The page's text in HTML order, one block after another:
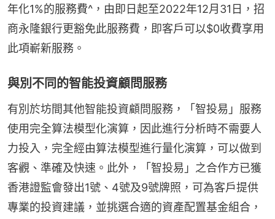
年化1%的服務費^，由即日起至2022年12月31日，招
商永隆銀行更豁免此服務費，即客戶可以$0收費享用
此項嶄新服務。
與別不同的智能投資顧問服務
有別於坊間其他智能投資顧問服務，「智投易」服務
使用完全算法模型化演算，因此進行分析時不需要人
力投入，完全經由算法模型進行量化演算，可以做到
客觀、準確及快速。此外，「智投易」之合作方已獲
香港證監會發出1號、4號及9號牌照，可為客戶提供
專業的投資建議，並挑選合適的資產配置基金組合，